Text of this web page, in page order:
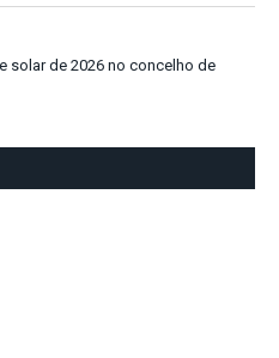
solar de 2026 no concelho de